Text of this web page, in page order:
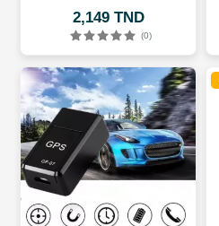
2,149 TND
(0)